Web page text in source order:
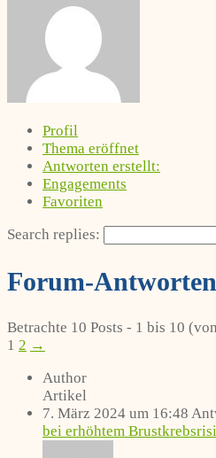
Profil
Thema eröffnet
Antworten erstellt:
Engagements
Favoriten
Search replies:
Forum-
Betrachte 10 Posts - 1 bis 10
1 2 →
Author
Artikel
7. März 2024 um 16:48
bei erhöhtem